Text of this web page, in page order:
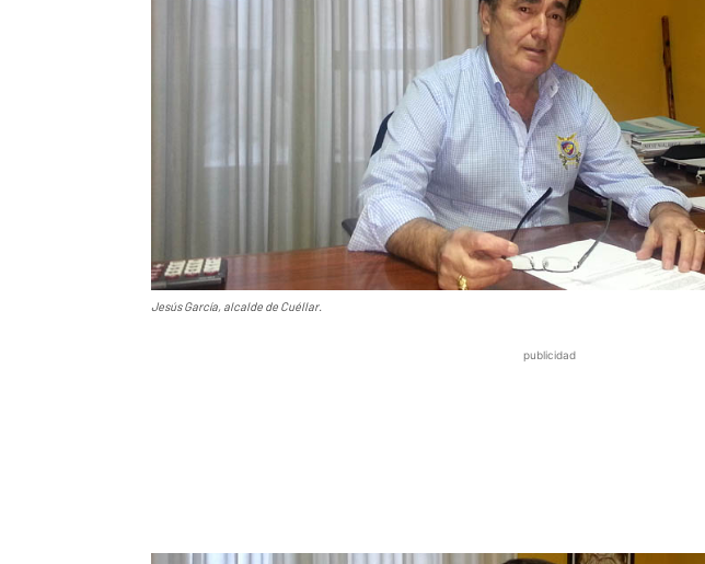
Jesús García, alcalde de Cuéllar.
publicidad